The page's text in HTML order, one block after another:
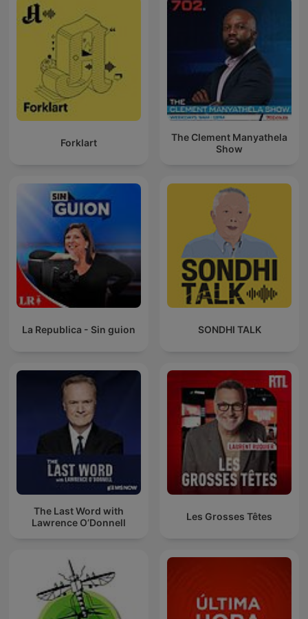
Forklart
The Clement Manyathela
Show
La Republica - Sin guion SONDHI TALK
The Last Word with
Lawrence O’Donnell
Les Grosses Têtes